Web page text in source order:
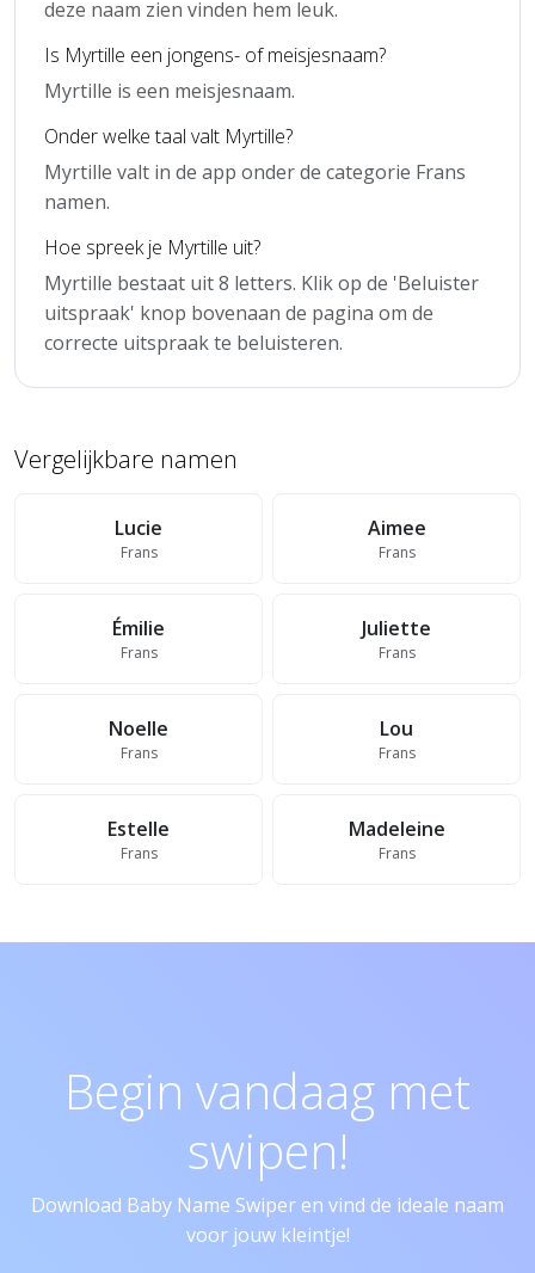
deze naam zien vinden hem leuk.
Is Myrtille een jongens- of meisjesnaam?
Myrtille is een meisjesnaam.
Onder welke taal valt Myrtille?
Myrtille valt in de app onder de categorie Frans
namen.
Hoe spreek je Myrtille uit?
Myrtille bestaat uit 8 letters. Klik op de 'Beluister
uitspraak' knop bovenaan de pagina om de
correcte uitspraak te beluisteren.
Vergelijkbare namen
Lucie
Frans
Aimee
Frans
Émilie
Frans
Juliette
Frans
Noelle
Frans
Lou
Frans
Estelle
Frans
Madeleine
Frans
Begin vandaag met
swipen!
Download Baby Name Swiper en vind de ideale naam
voor jouw kleintje!